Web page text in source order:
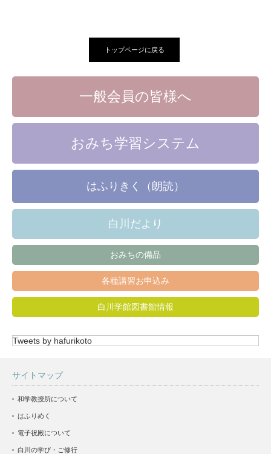
トップページに戻る
一般会員の皆様へ
おみち学習システム
はふりきく（朗読）
白川だより
おみちの備品
各種講習お申込み
白川学館図書館情報
Tweets by hafurikoto
サイトマップ
和学教授所について
はふりめく
電子祝殿について
白川の学び・ご修行